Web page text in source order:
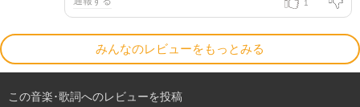
1
みんなのレビューをもっとみる
この音楽･歌詞へのレビューを投稿